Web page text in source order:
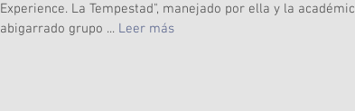
Experience. La Tempestad", manejado por ella y la
abigarrado grupo ... Leer más